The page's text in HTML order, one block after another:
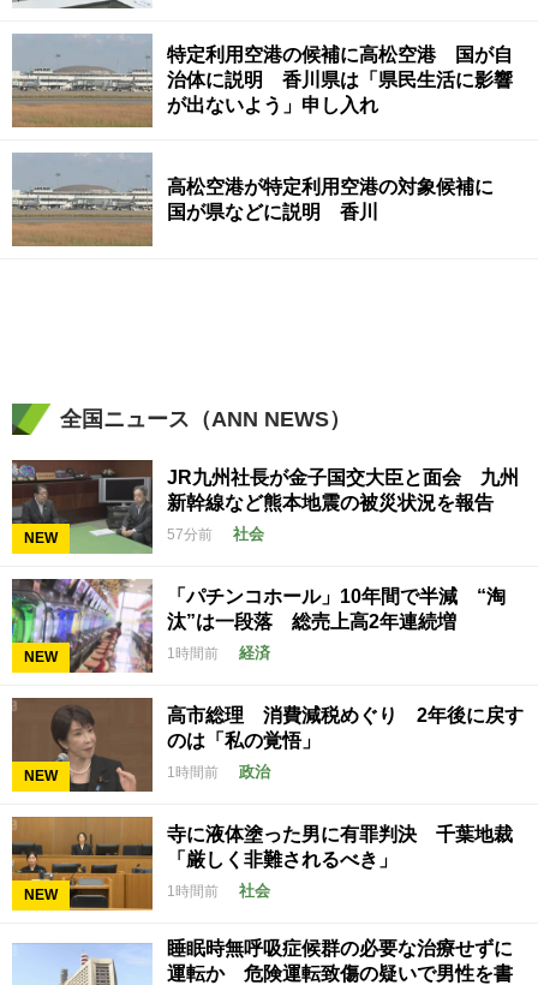
特定利用空港の候補に高松空港 国が自
治体に説明 香川県は「県民生活に影響
が出ないよう」申し入れ
高松空港が特定利用空港の対象候補に
国が県などに説明 香川
全国ニュース（ANN NEWS）
NEW
JR九州社長が金子国交大臣と面会 九州
新幹線など熊本地震の被災状況を報告
57分前 社会
NEW
「パチンコホール」10年間で半減 “淘
汰”は一段落 総売上高2年連続増
1時間前 経済
NEW
高市総理 消費減税めぐり 2年後に戻す
のは「私の覚悟」
1時間前 政治
NEW
寺に液体塗った男に有罪判決 千葉地裁
「厳しく非難されるべき」
1時間前 社会
睡眠時無呼吸症候群の必要な治療せずに
運転か 危険運転致傷の疑いで男性を書